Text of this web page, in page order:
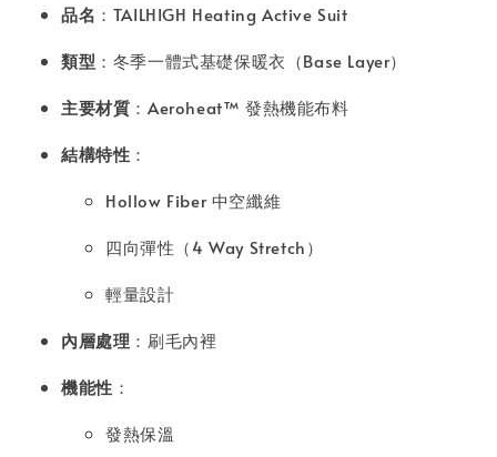
品名 ：TAILHIGH Heating Active Suit
類型 ：冬季一體式基礎保暖衣（Base Layer）
主要材質 ：Aeroheat™ 發熱機能布料
結構特性 ：
Hollow Fiber 中空纖維
四向彈性（4 Way Stretch）
輕量設計
內層處理 ：刷毛內裡
機能性 ：
發熱保溫